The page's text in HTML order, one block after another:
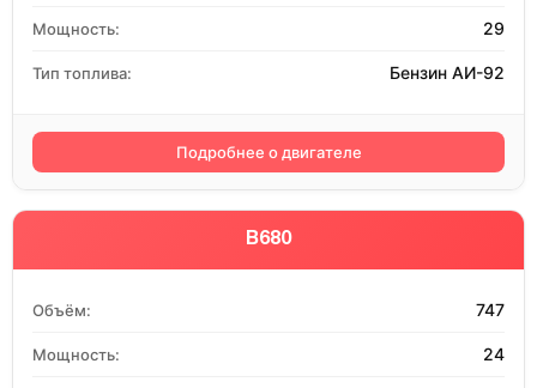
Мощность: 29
Тип топлива: Бензин АИ-92
Подробнее о двигателе
B680
Объём: 747
Мощность: 24